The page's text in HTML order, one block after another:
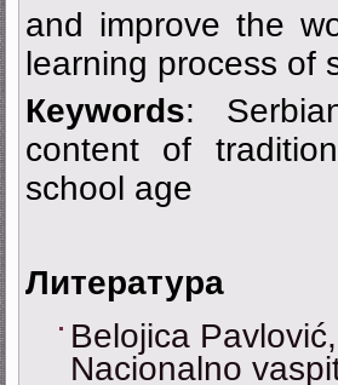
and improve the
learning process of
Кeywords:
content of
school age
Литература
Belojica
Nacionalno